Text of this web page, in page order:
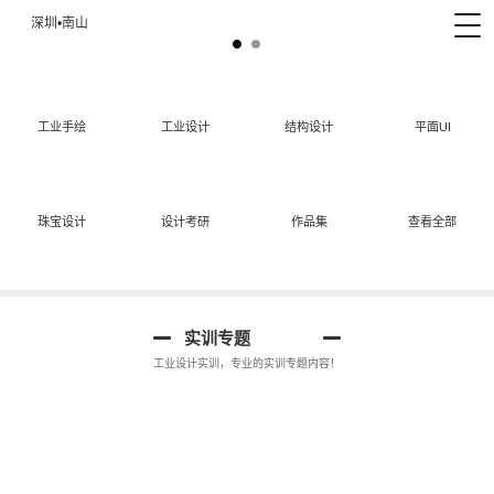
深圳•南山
工业手绘 工业设计 结构设计 平面UI
珠宝设计 设计考研 作品集 查看全部
实训专题
工业设计实训，专业的实训专题内容！